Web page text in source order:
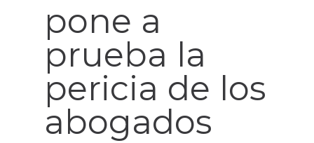
pone a
prueba la
pericia de los
abogados